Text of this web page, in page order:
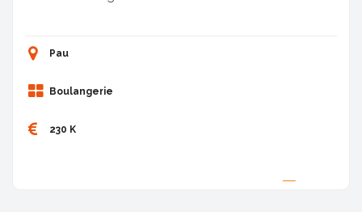
Pau
Boulangerie
230 K